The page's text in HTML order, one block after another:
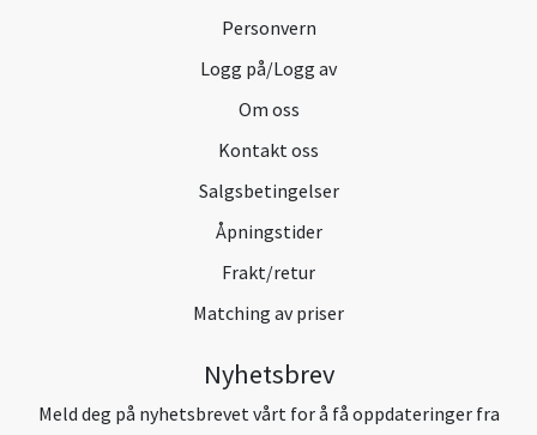
Personvern
Logg på/Logg av
Om oss
Kontakt oss
Salgsbetingelser
Åpningstider
Frakt/retur
Matching av priser
Nyhetsbrev
Meld deg på nyhetsbrevet vårt for å få oppdateringer fra